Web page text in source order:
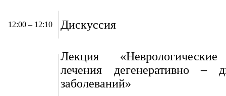
12:00 – 12:10 Дискуссия
Лекция
лечения дегенеративно –
заболеваний»